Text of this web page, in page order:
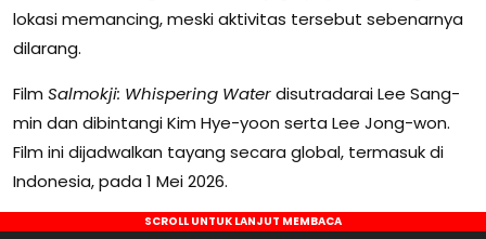
lokasi memancing, meski aktivitas tersebut sebenarnya
dilarang.
Film Salmokji: Whispering Waterdisutradarai Lee Sang-
min dan dibintangi Kim Hye-yoon serta Lee Jong-won.
Film ini dijadwalkan tayang secara global, termasuk di
Indonesia, pada 1 Mei 2026.